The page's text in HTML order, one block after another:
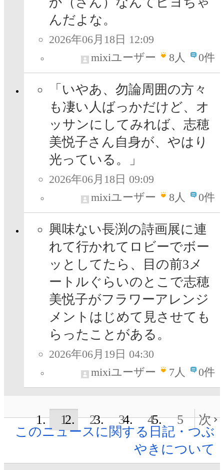
んだよな。
2026年06月18日 12:09
mixiユーザー
8人 0件
「いやあ、勿論周囲の方々
も凄い人ばっかだけど、オ
ッサンにしてみれば、志穂
美悦子さん自身が、やはり
光っている。」
2026年06月18日 09:09
mixiユーザー
8人 0件
興味ない長渕の詩画展に連
れて行かれてロビーでボー
ッとしてたら、目の前3メ
ートルぐらいのとこで志穂
美悦子がフラワーアレンジ
メントはじめて見させても
らったことがある。
2026年06月19日 04:30
mixiユーザー
7人 0件
1 2 3 4 5
次
このニュースに関する日記・つぶ
やきについて